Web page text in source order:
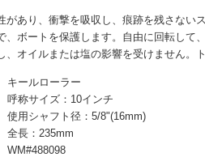
があり、衝撃を吸収し、痕跡を残さない
、ボートを保護します。自由に回転して
、オイルまたは塩の影響を受けません。
キールローラー
呼称サイズ：10インチ
使用シャフト径：5/8"(16mm)
全長：235mm
WM#488098